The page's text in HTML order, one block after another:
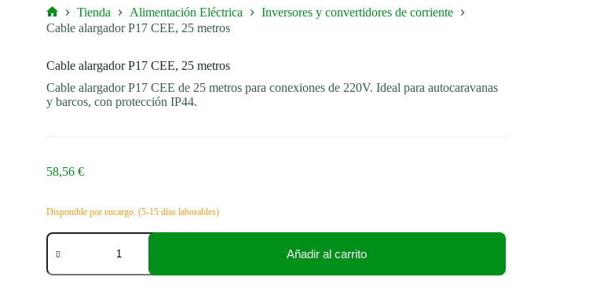
Inicio
Tienda Alimentación Eléctrica
Inversores y convertidores de corriente
Cable alargador P17 CEE, 25 metros
Cable alargador P17 CEE, 25 metros
Cable alargador P17 CEE de 25 metros para conexiones de 220V. Ideal para autocaravanas
y barcos, con protección IP44.
58,56 €
Disponible por encargo. (5-15 días laborables)
Cable
alargador
CEE,
Añadir al carrito